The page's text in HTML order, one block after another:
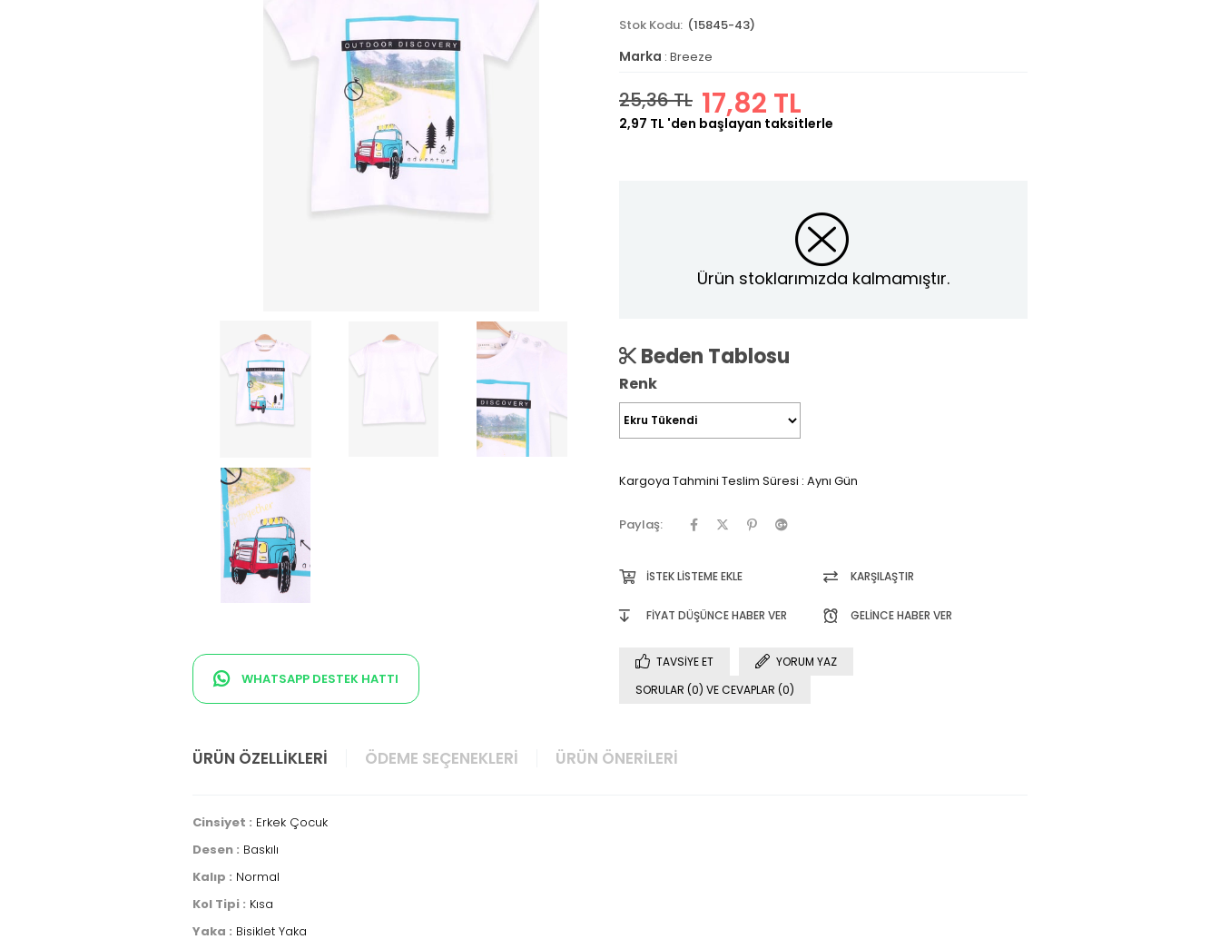
WHATSAPP DESTEK HATTI
(15845-43)
Marka : Breeze
25,36 TL 17,82 TL
2,97 TL 'den başlayan taksitlerle
Ürün stoklarımızda kalmamıştır.
Beden Tablosu
Renk
Kargoya Tahmini Teslim Süresi : Aynı Gün
Paylaş:
İSTEK LISTEME EKLE KARŞILAŞTIR
FIYAT DÜŞÜNCE HABER VER GELINCE HABER VER
TAVSIYE ET
YORUM YAZ
SORULAR (0) VE CEVAPLAR (0)
ÜRÜN ÖZELLIKLERI ÖDEME SEÇENEKLERI ÜRÜN ÖNERILERI
Cinsiyet : Erkek Çocuk
Desen : Baskılı
Kalıp : Normal
Kol Tipi : Kısa
Yaka : Bisiklet Yaka